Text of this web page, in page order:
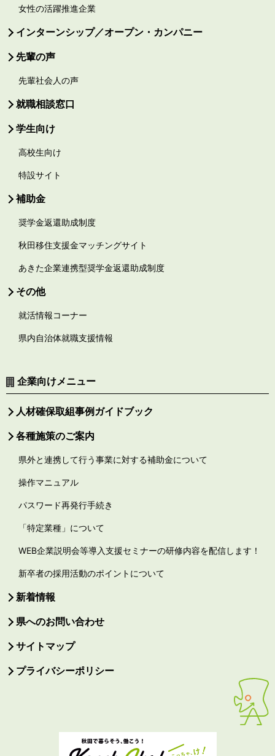
女性の活躍推進企業
インターンシップ／オープン・カンパニー
先輩の声
先輩社会人の声
就職相談窓口
学生向け
高校生向け
特設サイト
補助金
奨学金返還助成制度
秋田移住支援金マッチングサイト
あきた企業連携型奨学金返還助成制度
その他
就活情報コーナー
県内自治体就職支援情報
企業向けメニュー
人材確保取組事例ガイドブック
各種施策のご案内
県外と連携して行う事業に対する補助金について
操作マニュアル
パスワード再発行手続き
「特定業種」について
WEB企業説明会等導入支援セミナーの研修内容を配信します！
新卒者の採用活動のポイントについて
新着情報
県へのお問い合わせ
サイトマップ
プライバシーポリシー